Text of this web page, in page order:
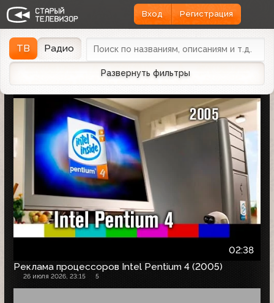
Вход Регистрация
ТВ Радио
Развернуть фильтры
Найдено 1166 записей Дата эфираДата заливки
02:38
Реклама процессоров Intel Pentium 4 (2005)
26 июля 2026, 23:15 5